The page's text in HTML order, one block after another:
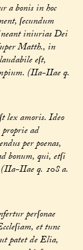
a bonis in hoc
ſecundum
iniurias Dei
Matth., in
eſt,
(IIa-IIae q.
lex amoris. Ideo
ad
per poenas,
bonum, qui, etſi
(IIa-IIae q. 108 a.
perſonae
et tunc
patet de Elia,